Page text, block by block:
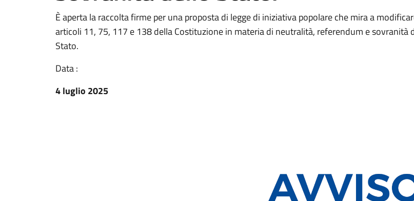
È aperta la raccolta firme per una proposta di legge di iniziativa popolare che mira a
articoli 11, 75, 117 e 138 della Costituzione in materia di neutralità, referendum e sovranità
Stato.
Data :
4 luglio 2025